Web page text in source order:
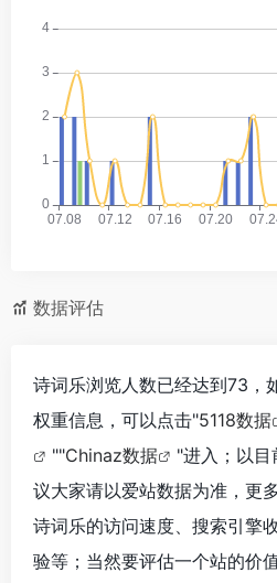
数据评估
诗词乐浏览人数已经达到73，
权重信息，可以点击"5118数据
""Chinaz数据
"进入；以
议大家请以爱站数据为准，更
诗词乐的访问速度、搜索引擎
验等；当然要评估一个站的价